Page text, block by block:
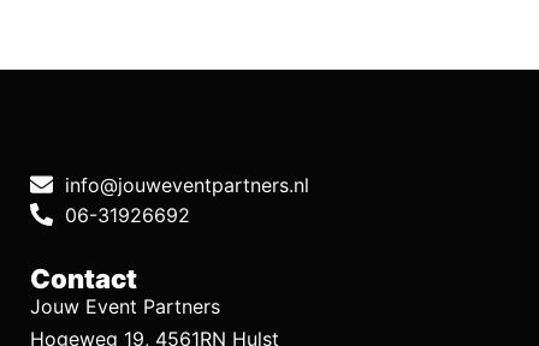
info@jouweventpartners.nl
06-31926692
Contact
Jouw Event Partners
Hogeweg 19, 4561RN Hulst